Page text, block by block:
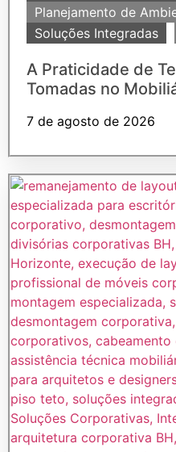
Planejamento de
Soluções Integradas
A Praticidade de
Tomadas no
7 de agosto de 2026